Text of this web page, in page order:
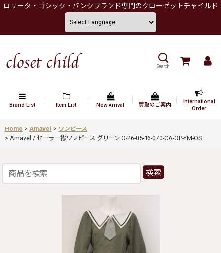
ロリータ・ゴシック・パンクブランド専門のクローゼットチャイルド
Search
Brand List Item List New Arrival 買取のご案内
International
Order
Home > Amavel > ワンピース
> Amavel / セーラー襟ワンピース グリーン O-26-05-16-070-CA-OP-YM-OS
検索